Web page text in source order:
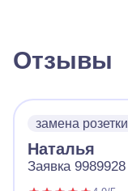
Отзывы
замена розетки
Наталья
Заявка 9989928